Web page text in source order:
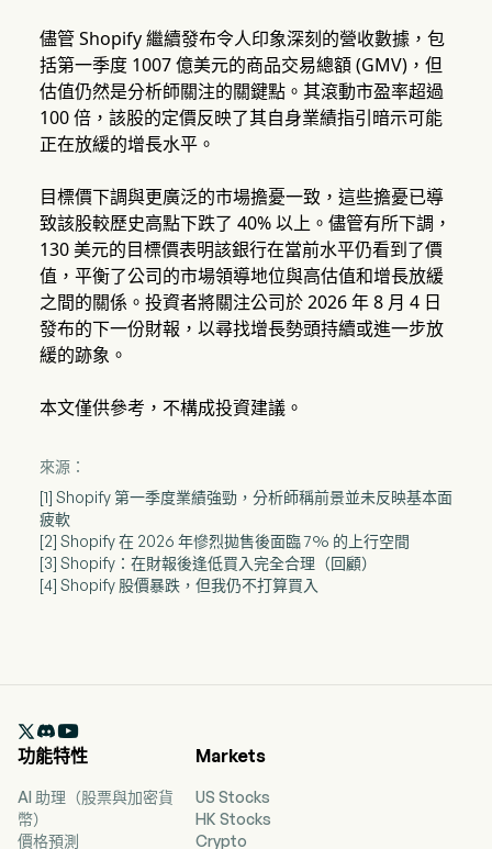
儘管 Shopify 繼續發布令人印象深刻的營收數據，包
括第一季度 1007 億美元的商品交易總額 (GMV)，但
估值仍然是分析師關注的關鍵點。其滾動市盈率超過
100 倍，該股的定價反映了其自身業績指引暗示可能
正在放緩的增長水平。
目標價下調與更廣泛的市場擔憂一致，這些擔憂已導
致該股較歷史高點下跌了 40% 以上。儘管有所下調，
130 美元的目標價表明該銀行在當前水平仍看到了價
值，平衡了公司的市場領導地位與高估值和增長放緩
之間的關係。投資者將關注公司於 2026 年 8 月 4 日
發布的下一份財報，以尋找增長勢頭持續或進一步放
緩的跡象。
本文僅供參考，不構成投資建議。
來源：
[1] Shopify 第一季度業績強勁，分析師稱前景並未反映基本面
疲軟
[2] Shopify 在 2026 年慘烈拋售後面臨 7% 的上行空間
[3] Shopify：在財報後逢低買入完全合理（回顧）
[4] Shopify 股價暴跌，但我仍不打算買入

功能特性
AI 助理（股票與加密貨
幣）
價格預測
Markets
US Stocks
HK Stocks
Crypto